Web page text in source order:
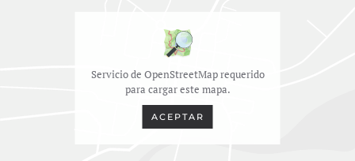
Servicio de OpenStreetMap requerido
para cargar este mapa.
ACEPTAR